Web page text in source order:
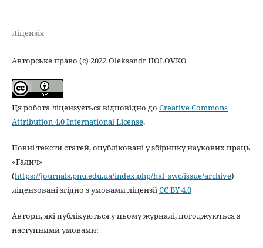
Ліцензія
Авторське право (c) 2022 Oleksandr HOLOVKO
Ця робота ліцензується відповідно до Creative Commons
Attribution 4.0 International License.
Повні тексти статей, опубліковані у збірнику наукових праць
«Галич»
(https://journals.pnu.edu.ua/index.php/hal_swc/issue/archive)
ліцензовані згідно з умовами ліцензіїCC BY 4.0
Автори, які публікуються у цьому журналі, погоджуються з
наступними умовами: